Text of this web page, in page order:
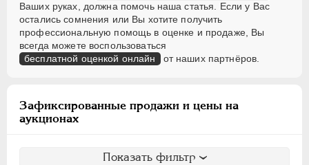
Ваших руках, должна помочь наша статья. Если у Вас
остались сомнения или Вы хотите получить
профессиональную помощь в оценке и продаже, Вы
всегда можете воспользоваться
бесплатной оценкой онлайн от наших партнёров.
Зафиксированные продажи и цены на
аукционах
Показать фильтр